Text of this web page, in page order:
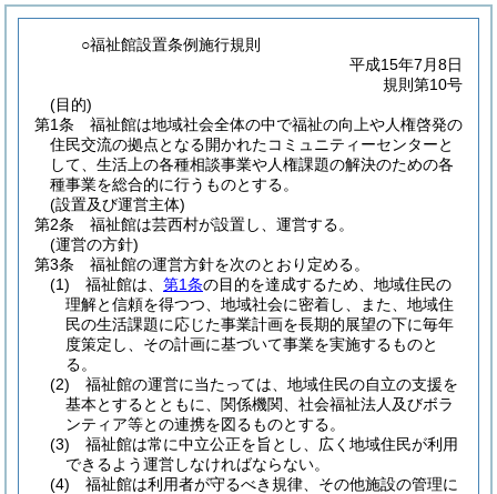
○福祉館設置条例施行規則
平成15年7月8日
規則第10号
(目的)
第1条
福祉館は地域社会全体の中で福祉の向上や人権啓発の
住民交流の拠点となる開かれたコミュニティーセンターと
して、生活上の各種相談事業や人権課題の解決のための各
種事業を総合的に行うものとする。
(設置及び運営主体)
第2条
福祉館は芸西村が設置し、運営する。
(運営の方針)
第3条
福祉館の運営方針を次のとおり定める。
(1)
福祉館は、 第1条の目的を達成するため、地域住民の
理解と信頼を得つつ、地域社会に密着し、また、地域住
民の生活課題に応じた事業計画を長期的展望の下に毎年
度策定し、その計画に基づいて事業を実施するものと
る。
(2)
福祉館の運営に当たっては、地域住民の自立の支援を
基本とするとともに、関係機関、社会福祉法人及びボラ
ンティア等との連携を図るものとする。
(3)
福祉館は常に中立公正を旨とし、広く地域住民が利用
できるよう運営しなければならない。
(4)
福祉館は利用者が守るべき規律、その他施設の管理に